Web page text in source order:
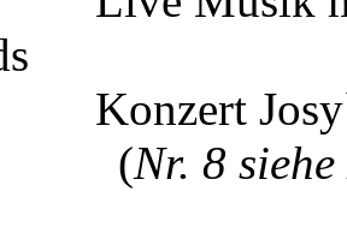
Josy`s
Nr. 8